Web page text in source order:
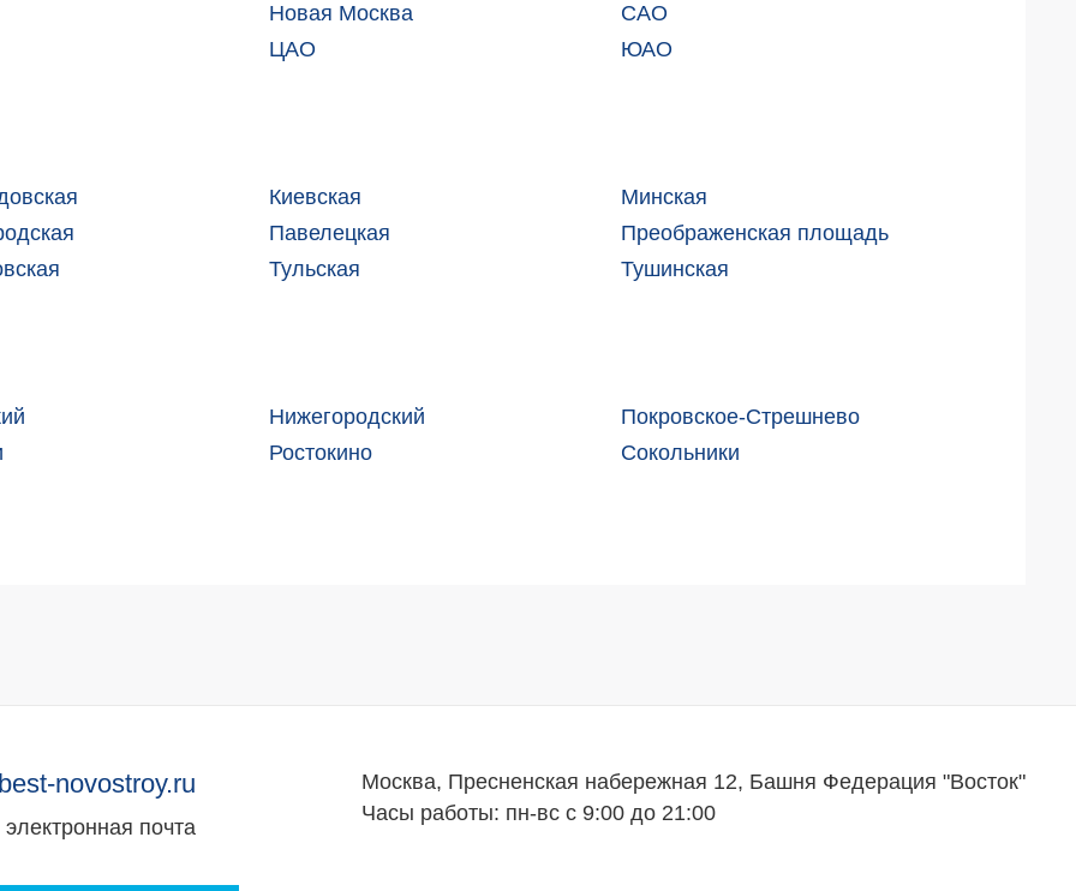
Новая Москва
САО
ЦАО
ЮАО
Киевская
Минская
Павелецкая
Преображенская площадь
Тульская Тушинская
Нижегородский
Покровское-Стрешнево
Ростокино Сокольники
novostroy.ru
почта
Москва, Пресненская набережная 12, Башня Федерация "Восток"
Часы работы: пн-вс с 9:00 до 21:00